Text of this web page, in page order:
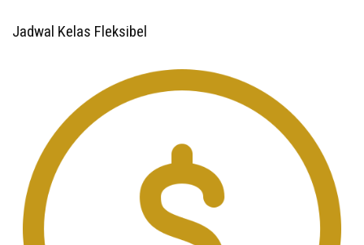
Jadwal Kelas Fleksibel